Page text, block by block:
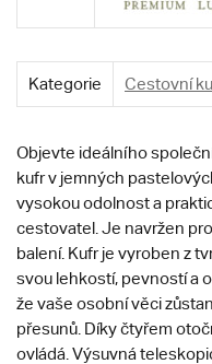
Kategorie Cestovní
Objevte ideálního
kufr v jemných
vysokou odolnost a
cestovatel. Je navržen
balení. Kufr je vyroben z
svou lehkostí, pevností a
že vaše osobní věci
přesunů. Díky čtyřem
ovládá. Výsuvná